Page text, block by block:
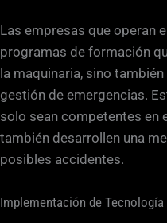
Las empresas que operan
programas de formación
la maquinaria, sino
gestión de emergencias.
solo sean competentes en
también desarrollen una
posibles accidentes.
Implementación de Tecnología